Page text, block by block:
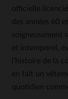
officielle
des années 60
soigneusement
et intemporel,
l’histoire de la
en fait un
quotidien